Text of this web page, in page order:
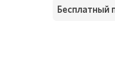
Бесплатный